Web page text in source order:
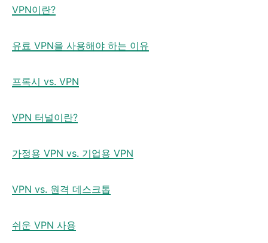
VPN이란?
유료 VPN을 사용해야 하는 이유
프록시 vs. VPN
VPN 터널이란?
가정용 VPN vs. 기업용 VPN
VPN vs. 원격 데스크톱
쉬운 VPN 사용